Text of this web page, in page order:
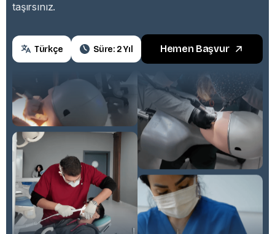
taşırsınız.
Türkçe Süre: 2 Yıl Hemen Başvur